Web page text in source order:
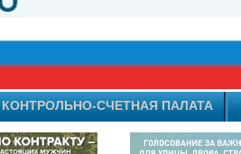
КОНТРОЛЬНО-СЧЕТНАЯ ПАЛАТА